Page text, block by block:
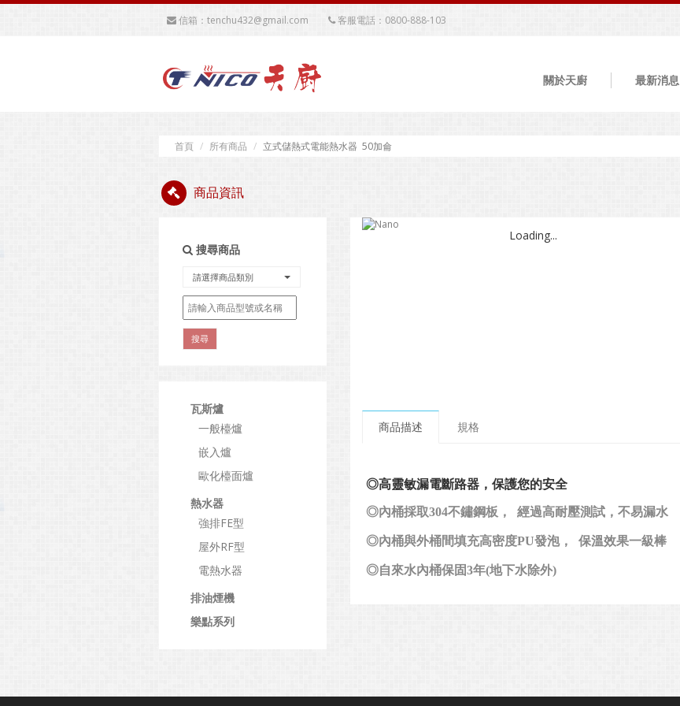
信箱：tenchu432@gmail.com 客服電話：0800-888-103
關於天廚 最新消息
首頁 所有商品 立式儲熱式電能熱水器 50加侖
商品資訊
搜尋商品
請選擇商品類別
搜尋
瓦斯爐
一般檯爐
嵌入爐
歐化檯面爐
熱水器
強排FE型
屋外RF型
電熱水器
排油煙機
樂點系列
Loading...
商品描述 規格
◎高靈敏漏電斷路器，保護您的安全
◎內桶採取304不鏽鋼板， 經過高耐壓測試，不易漏水
◎內桶與外桶間填充高密度PU發泡， 保溫效果一級棒
◎自來水內桶保固3年(地下水除外)